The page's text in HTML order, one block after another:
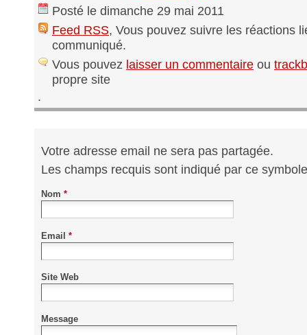
Posté le dimanche 29 mai 2011
Feed RSS, Vous pouvez suivre les réactions
communiqué.
Vous pouvez laisser un commentaire ou
propre site
.
Votre adresse email ne sera pas partagée.
Les champs recquis sont indiqué par ce
Nom *
Email *
Site Web
Message